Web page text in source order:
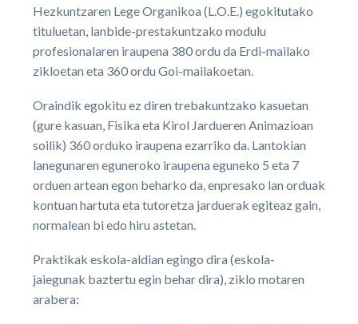
Hezkuntzaren Lege Organikoa (L.O.E.) egokitutako
tituluetan, lanbide-prestakuntzako modulu
profesionalaren iraupena 380 ordu da Erdi-mailako
zikloetan eta 360 ordu Goi-mailakoetan.
Oraindik egokitu ez diren trebakuntzako kasuetan
(gure kasuan, Fisika eta Kirol Jardueren Animazioan
soilik) 360 orduko iraupena ezarriko da. Lantokian
lanegunaren eguneroko iraupena eguneko 5 eta 7
orduen artean egon beharko da, enpresako lan orduak
kontuan hartuta eta tutoretza jarduerak egiteaz gain,
normalean bi edo hiru astetan.
Praktikak eskola-aldian egingo dira (eskola-
jaiegunak baztertu egin behar dira), ziklo motaren
arabera: